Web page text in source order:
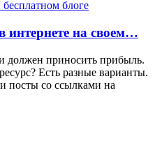
интернете на своем…
должен приносить прибыль.
Есть разные варианты.
посты со ссылками на